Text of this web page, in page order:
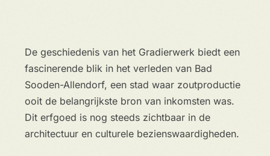
De geschiedenis van het Gradierwerk biedt een
fascinerende blik in het verleden van Bad
Sooden-Allendorf, een stad waar zoutproductie
ooit de belangrijkste bron van inkomsten was.
Dit erfgoed is nog steeds zichtbaar in de
architectuur en culturele bezienswaardigheden.